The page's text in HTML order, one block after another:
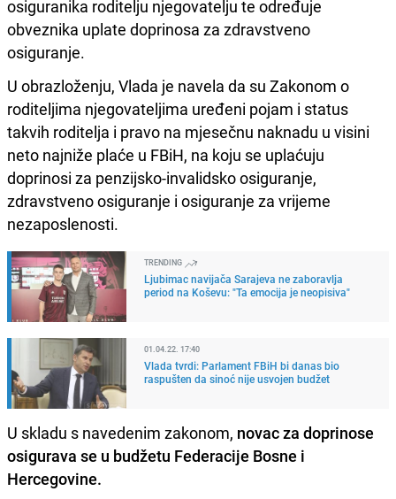
osiguranika roditelju njegovatelju te određuje
obveznika uplate doprinosa za zdravstveno
osiguranje.
U obrazloženju, Vlada je navela da su Zakonom o
roditeljima njegovateljima uređeni pojam i status
takvih roditelja i pravo na mjesečnu naknadu u visini
neto najniže plaće u FBiH, na koju se uplaćuju
doprinosi za penzijsko-invalidsko osiguranje,
zdravstveno osiguranje i osiguranje za vrijeme
nezaposlenosti.
TRENDING
Ljubimac navijača Sarajeva ne zaboravlja
period na Koševu: "Ta emocija je neopisiva"
01.04.22. 17:40
Vlada tvrdi: Parlament FBiH bi danas bio
raspušten da sinoć nije usvojen budžet
U skladu s navedenim zakonom, novac za doprinose
osigurava se u budžetu Federacije Bosne i
Hercegovine.